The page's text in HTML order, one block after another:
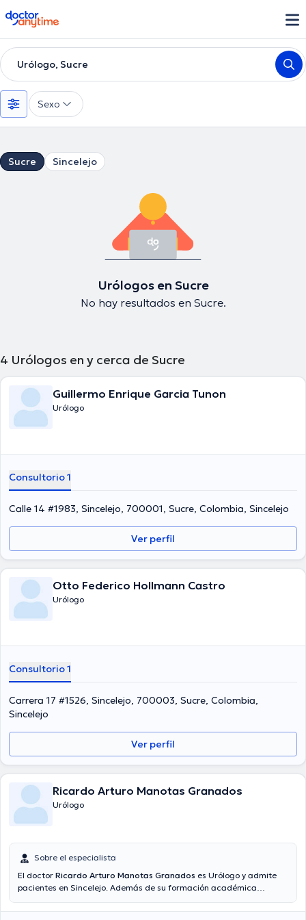
doctoranytime
Urólogo, Sucre
Sexo
Sucre Sincelejo
Urólogos en Sucre
No hay resultados en Sucre.
4 Urólogos en y cerca de Sucre
Guillermo Enrique Garcia Tunon
Urólogo
Consultorio 1
Calle 14 #1983, Sincelejo, 700001, Sucre, Colombia, Sincelejo
Ver perfil
Otto Federico Hollmann Castro
Urólogo
Consultorio 1
Carrera 17 #1526, Sincelejo, 700003, Sucre, Colombia,
Sincelejo
Ver perfil
Ricardo Arturo Manotas Granados
Urólogo
Sobre el especialista
El doctor Ricardo Arturo Manotas Granados es Urólogo y admite
pacientes en Sincelejo. Además de su formación académica
especialidad. El médico posee años de experiencia laboral en su